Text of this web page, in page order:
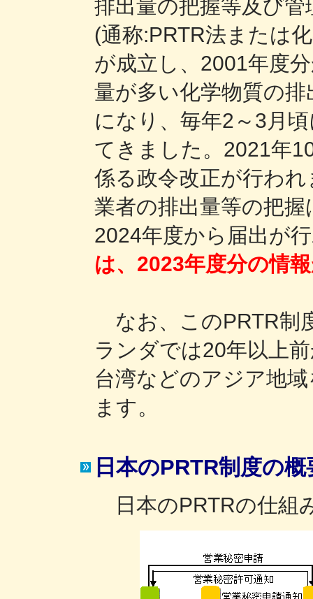
排出量の把握等及び
(通称:PRTR法または
が成立し、2001年度
量が多い化学物質の
になり、毎年2～3月
てきました。2021年
係る政令改正が行わ
業者の排出量等の把
2024年度から届出が
は、2023年度分の情
なお、このPRTR制
ランダでは20年以上
台湾などのアジア地
ます。
日本のPRTR制度の概
日本のPRTRの仕組